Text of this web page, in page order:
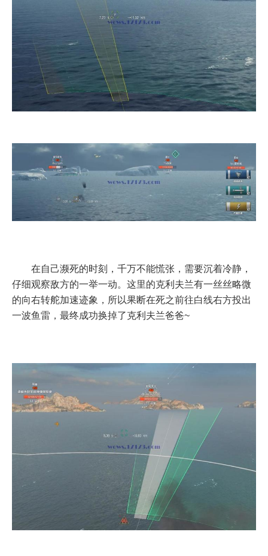
在自己濒死的时刻，千万不能慌张，需要沉着冷静，
仔细观察敌方的一举一动。这里的克利夫兰有一丝丝略微
的向右转舵加速迹象，所以果断在死之前往白线右方投出
一波鱼雷，最终成功换掉了克利夫兰爸爸~